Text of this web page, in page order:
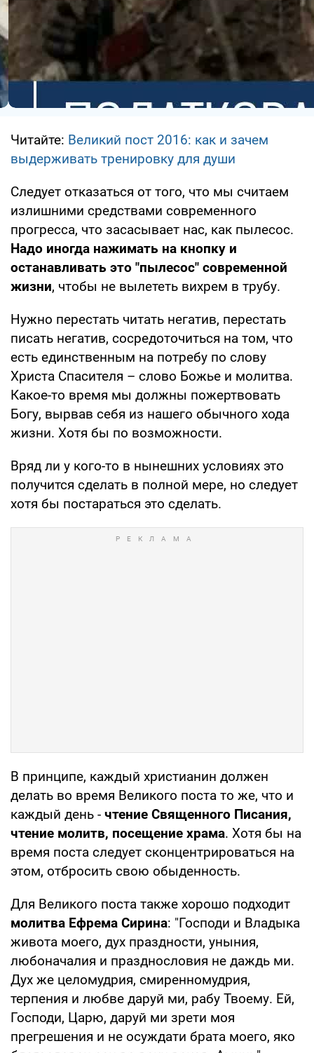
Читайте: Великий пост 2016: как и зачем
выдерживать тренировку для души
Следует отказаться от того, что мы считаем
излишними средствами современного
прогресса, что засасывает нас, как пылесос.
Надо иногда нажимать на кнопку и
останавливать это "пылесос" современной
жизни, чтобы не вылететь вихрем в трубу.
Нужно перестать читать негатив, перестать
писать негатив, сосредоточиться на том, что
есть единственным на потребу по слову
Христа Спасителя – слово Божье и молитва.
Какое-то время мы должны пожертвовать
Богу, вырвав себя из нашего обычного хода
жизни. Хотя бы по возможности.
Вряд ли у кого-то в нынешних условиях это
получится сделать в полной мере, но следует
хотя бы постараться это сделать.
В принципе, каждый христианин должен
делать во время Великого поста то же, что и
каждый день - чтение Священного Писания,
чтение молитв, посещение храма. Хотя бы на
время поста следует сконцентрироваться на
этом, отбросить свою обыденность.
Для Великого поста также хорошо подходит
молитва Ефрема Сирина: "Господи и Владыка
живота моего, дух праздности, уныния,
любоначалия и празднословия не даждь ми.
Дух же целомудрия, смиренномудрия,
терпения и любве даруй ми, рабу Твоему. Ей,
Господи, Царю, даруй ми зрети моя
прегрешения и не осуждати брата моего, яко